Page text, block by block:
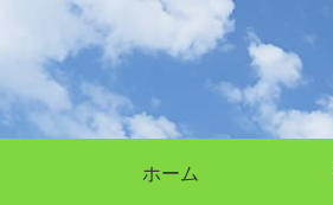
ホーム